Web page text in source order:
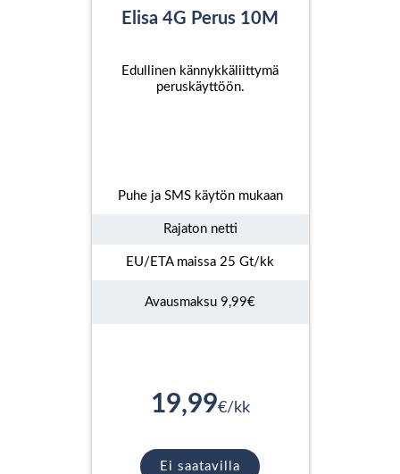
Elisa 4G Perus 10M
Edullinen kännykkäliittymä
peruskäyttöön.
Puhe ja SMS käytön mukaan
Rajaton netti
EU/ETA maissa 25 Gt/kk
Avausmaksu 9,99€
19,99€/kk
Ei saatavilla